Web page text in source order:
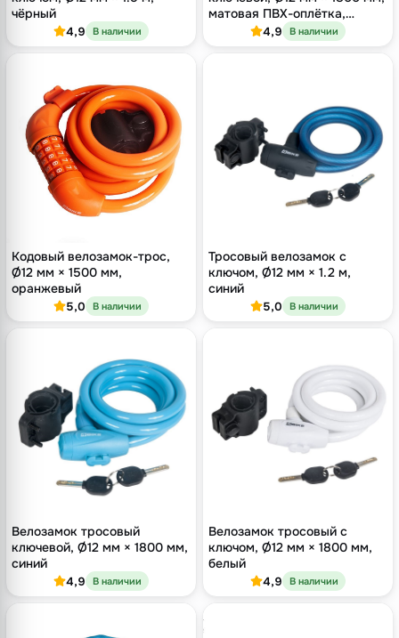
чёрный
4,9 В наличии
матовая ПВХ-оплётка,
оранжевый
4,9 В наличии
Кодовый велозамок-трос,
Ø12 мм × 1500 мм,
оранжевый
5,0 В наличии
Тросовый велозамок с
ключом, Ø12 мм × 1.2 м,
синий
5,0 В наличии
Велозамок тросовый
ключевой, Ø12 мм × 1800 мм,
синий
4,9 В наличии
Велозамок тросовый с
ключом, Ø12 мм × 1800 мм,
белый
4,9 В наличии